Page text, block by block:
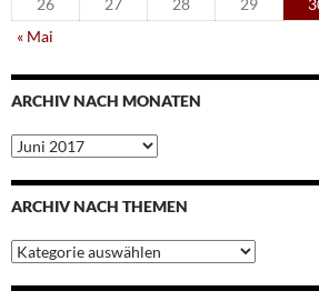
26
27 28 29
« Mai
ARCHIV NACH MONATEN
Archiv
nach
Monaten
ARCHIV NACH THEMEN
Archiv
nach
Themen